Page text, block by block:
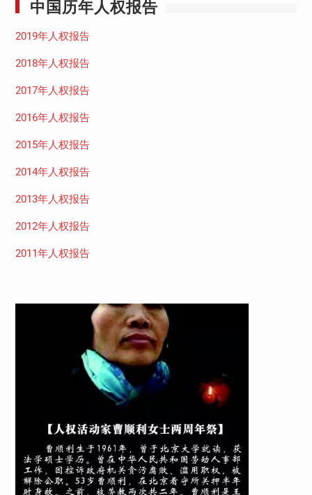
中国历年人权报告
2019年人权报告
2018年人权报告
2017年人权报告
2016年人权报告
2015年人权报告
2014年人权报告
2013年人权报告
2012年人权报告
2011年人权报告